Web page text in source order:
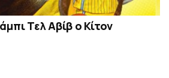
Τελ Αβίβ ο Κίτον